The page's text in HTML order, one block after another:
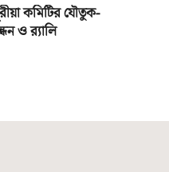
কমিটির যৌতুক-
ও র‌্যালি